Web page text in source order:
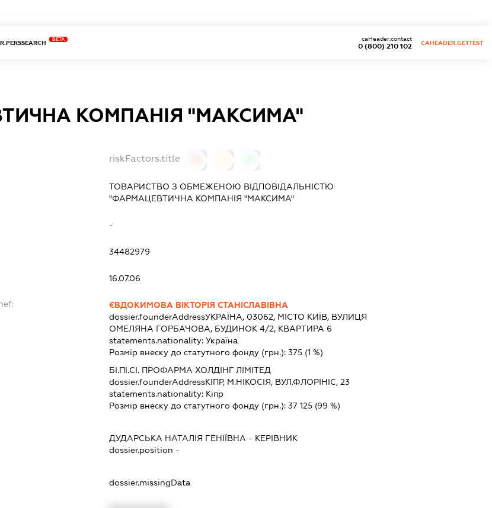
BETA
0 (800) 210 102
caHeader.contact
CAHEADER.GETTEST
КОМПАНІЯ "МАКСИМА"
riskFactors.title
ТОВАРИСТВО З ОБМЕЖЕНОЮ ВІДПОВІДАЛЬНІСТЮ
"ФАРМАЦЕВТИЧНА КОМПАНІЯ "МАКСИМА"
-
34482979
16.07.06
ЄВДОКИМОВА ВІКТОРІЯ СТАНІСЛАВІВНА
dossier.founderAddressУКРАЇНА, 03062, МІСТО КИЇВ, ВУЛИЦЯ
ОМЕЛЯНА ГОРБАЧОВА, БУДИНОК 4/2, КВАРТИРА 6
statements.nationality: Україна
Розмір внеску до статутного фонду (грн.): 375(1 %)
БІ.ПІ.СІ. ПРОФАРМА ХОЛДІНГ ЛІМІТЕД
dossier.founderAddressКІПР, М.НІКОСІЯ, ВУЛ.ФЛОРІНІС, 23
statements.nationality: Кіпр
Розмір внеску до статутного фонду (грн.): 37 125(99 %)
ДУДАРСЬКА НАТАЛІЯ ГЕНІЇВНА - КЕРІВНИК
dossier.position -
dossier.missingData